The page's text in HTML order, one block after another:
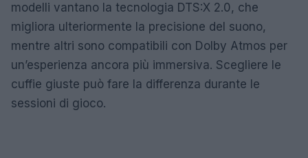
modelli vantano la tecnologia DTS:X 2.0, che
migliora ulteriormente la precisione del suono,
mentre altri sono compatibili con Dolby Atmos per
un’esperienza ancora più immersiva. Scegliere le
cuffie giuste può fare la differenza durante le
sessioni di gioco.